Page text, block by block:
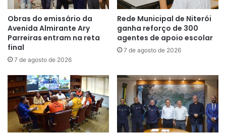
Obras do emissário da
Avenida Almirante Ary
Parreiras entram na reta
final
7 de agosto de 2026
Rede Municipal de Niterói
ganha reforço de 300
agentes de apoio escolar
7 de agosto de 2026